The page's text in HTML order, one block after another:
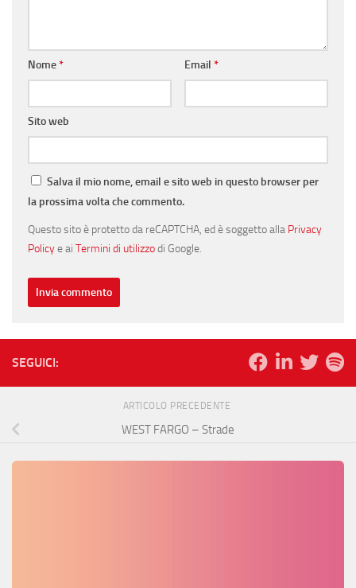
Nome* Email *
Sito web
Salva il mio nome, email e sito web in questo browser per
la prossima volta che commento.
Questo sito è protetto da reCAPTCHA, ed è soggetto alla Privacy
Policye ai Termini di utilizzodi Google.
SEGUICI:
ARTICOLO PRECEDENTE
WEST FARGO – Strade